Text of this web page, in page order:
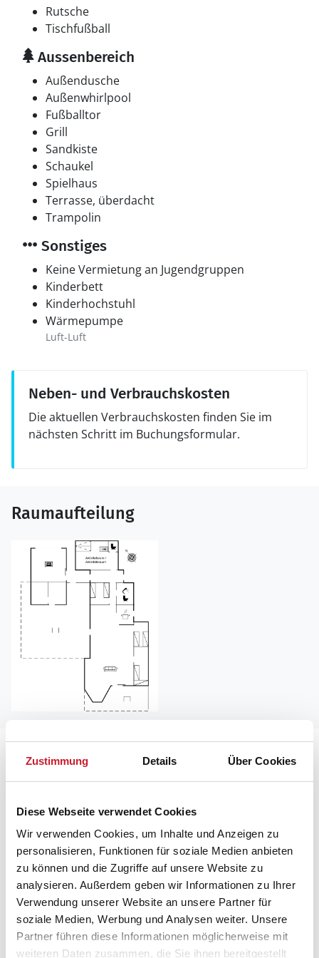
Zustimmung Details Über Cookies
Diese Webseite verwendet Cookies
Wir verwenden Cookies, um Inhalte und Anzeigen zu
personalisieren, Funktionen für soziale Medien anbieten
zu können und die Zugriffe auf unsere Website zu
analysieren. Außerdem geben wir Informationen zu Ihrer
Verwendung unserer Website an unsere Partner für
soziale Medien, Werbung und Analysen weiter. Unsere
Partner führen diese Informationen möglicherweise mit
weiteren Daten zusammen, die Sie ihnen bereitgestellt
Rutsche
Tischfußball
Aussenbereich
Außendusche
Außenwhirlpool
Fußballtor
Grill
Sandkiste
Schaukel
Spielhaus
Terrasse, überdacht
Trampolin
Sonstiges
Keine Vermietung an Jugendgruppen
Kinderbett
Kinderhochstuhl
Wärmepumpe
Luft-Luft
Neben- und Verbrauchskosten
Die aktuellen Verbrauchskosten finden Sie im
nächsten Schritt im Buchungsformular.
Raumaufteilung
Lageplan
Ferienhaus 82-0260
4873 Væggerløse